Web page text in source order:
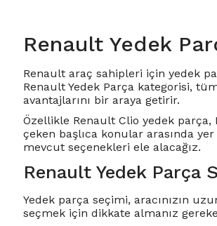
Renault Yedek
Renault araç sahipleri için yedek
Renault Yedek Parça kategorisi,
avantajlarını bir araya getirir.
Özellikle Renault Clio yedek parça,
çeken başlıca konular arasında
mevcut seçenekleri ele alacağız.
Renault Yedek Parça
Yedek parça seçimi, aracınızın
seçmek için dikkate almanız